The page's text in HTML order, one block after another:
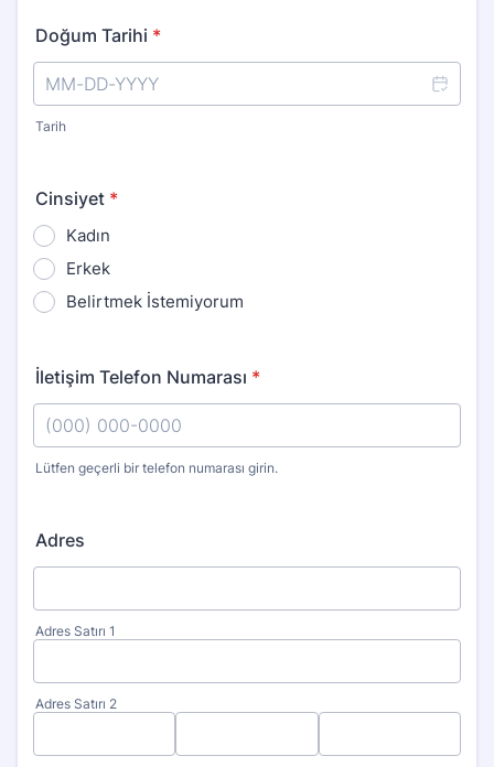
Doğum Tarihi *
Tarih
Cinsiyet *
Kadın
Erkek
Belirtmek İstemiyorum
İletişim Telefon Numarası *
Lütfen geçerli bir telefon numarası girin.
Adres
Adres Satırı 1
Adres Satırı 2